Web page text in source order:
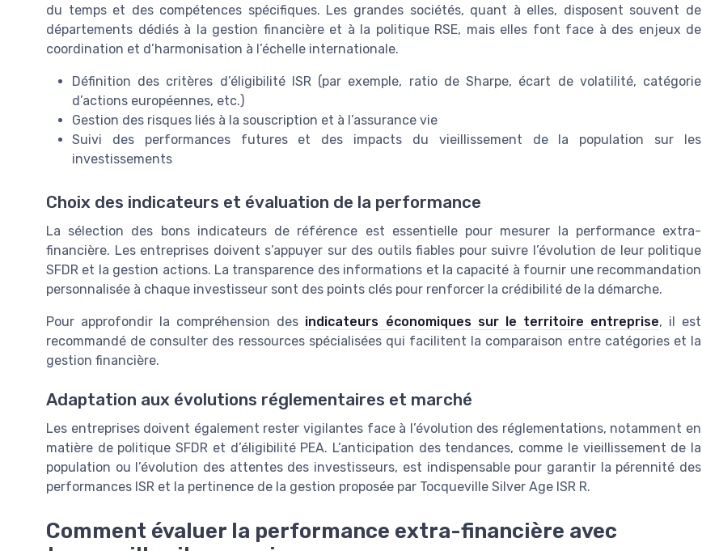
du temps et des compétences spécifiques. Les grandes sociétés, quant à elles, disposent souvent de
départements dédiés à la gestion financière et à la politique RSE, mais elles font face à des enjeux de
coordination et d’harmonisation à l’échelle internationale.
Définition des critères d’éligibilité ISR (par exemple, ratio de Sharpe, écart de volatilité, catégorie
d’actions européennes, etc.)
Gestion des risques liés à la souscription et à l’assurance vie
Suivi des performances futures et des impacts du vieillissement de la population sur les
investissements
Choix des indicateurs et évaluation de la performance
La sélection des bons indicateurs de référence est essentielle pour mesurer la performance extra-
financière. Les entreprises doivent s’appuyer sur des outils fiables pour suivre l’évolution de leur politique
SFDR et la gestion actions. La transparence des informations et la capacité à fournir une recommandation
personnalisée à chaque investisseur sont des points clés pour renforcer la crédibilité de la démarche.
Pour approfondir la compréhension des indicateurs économiques sur le territoire entreprise, il est
recommandé de consulter des ressources spécialisées qui facilitent la comparaison entre catégories et la
gestion financière.
Adaptation aux évolutions réglementaires et marché
Les entreprises doivent également rester vigilantes face à l’évolution des réglementations, notamment en
matière de politique SFDR et d’éligibilité PEA. L’anticipation des tendances, comme le vieillissement de la
population ou l’évolution des attentes des investisseurs, est indispensable pour garantir la pérennité des
performances ISR et la pertinence de la gestion proposée par Tocqueville Silver Age ISR R.
Comment évaluer la performance extra-financière avec